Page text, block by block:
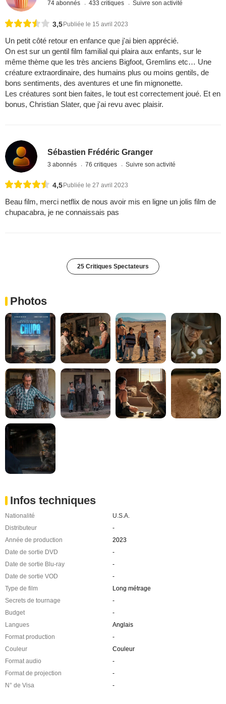
74 abonnés 433 critiques Suivre son activité
3,5 Publiée le 15 avril 2023
Un petit côté retour en enfance que j'ai bien apprécié.
On est sur un gentil film familial qui plaira aux enfants, sur le
même thème que les très anciens Bigfoot, Gremlins etc… Une
créature extraordinaire, des humains plus ou moins gentils, de
bons sentiments, des aventures et une fin mignonette.
Les créatures sont bien faites, le tout est correctement joué. Et en
bonus, Christian Slater, que j'ai revu avec plaisir.
Sébastien Frédéric Granger
3 abonnés 76 critiques Suivre son activité
4,5 Publiée le 27 avril 2023
Beau film, merci netflix de nous avoir mis en ligne un jolis film de
chupacabra, je ne connaissais pas
25 Critiques Spectateurs
Photos
Infos techniques
Nationalité
U.S.A.
Distributeur
-
Année de production
2023
Date de sortie DVD
-
Date de sortie Blu-ray
-
Date de sortie VOD
-
Type de film
Long métrage
Secrets de tournage
-
Budget
-
Langues
Anglais
Format production
-
Couleur
Couleur
Format audio
-
Format de projection
-
N° de Visa
-